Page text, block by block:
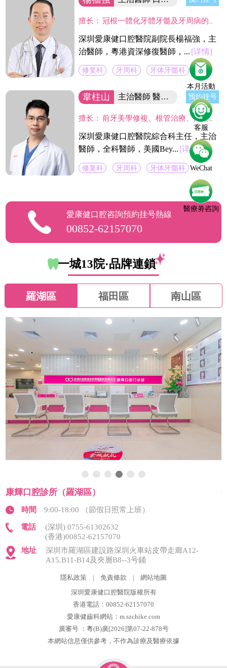
本月活動
客服
WeChat
醫療劵咨詢
擅长： 冠根一體化牙體牙髓及牙周病的診療，復雜牙的拔除，牙體缺損的嵌體修復，以及烤瓷冠、義齒的修復等方面的診治，在水激光治牙方面有著豐富的臨床經驗。臨床工作中致力於牙體保存，種植修復設計，咬合功能重建，微創美學牙體修復等。
深圳愛康健口腔醫院副院長楊福強，主
治醫師，粵港資深修復醫師，... [详情]
修复科 牙周科 牙体牙髓科
韋柱山 主治醫師 醫院綜合科主任 预约挂号
擅长： 前牙美學修複、根管治療、口腔修複、美容修複等。不僅熟練掌握口腔牙體、牙髓、牙周治療等常見疾病的治療，並在牙齒美白技術上獨具壹格，對修複各種色素牙、氟斑牙、四環素牙、黃牙等有豐富經驗。
深圳愛康健口腔醫院綜合科主任，主治
醫師，全科醫師，美國Bey... [详情]
修复科 牙周科 牙体牙髓科
愛康健口腔咨詢預約挂号熱線
00852-62157070
一城13院·品牌連鎖
羅湖區 福田區 南山區
康輝口腔診所（羅湖區）
時間 9:00-18:00 （節假日照常上班）
電話
(深圳) 0755-61302632
(香港)00852-62157070
地址
深圳市羅湖區建設路深圳火車站皮帶走廊A12-
A15.B11-B14及夾層B8--3号鋪
隱私政策 | 免責條款 | 網站地圖
深圳愛康健口腔醫院版權所有
香港電話：00852-62157070
愛康健齒科網站：m.szchike.com
廣審号 ：粵(B)廣[2026]第07-22-878号
本網站信息僅供參考，不作為診療及醫療依據